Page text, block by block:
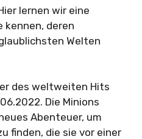
lernen wir eine
kennen, deren
Welten
des weltweiten Hits
Die Minions
Abenteuer, um
finden, die sie vor einer